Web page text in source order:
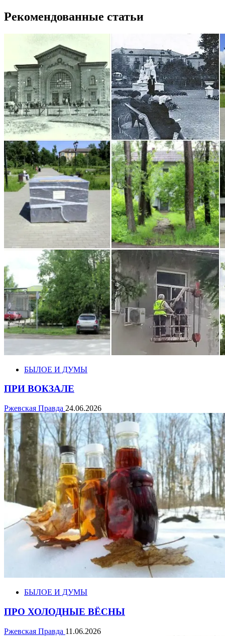
Рекомендованные статьи
БЫЛОЕ И ДУМЫ
ПРИ ВОКЗАЛЕ
Ржевская Правда 24.06.2026
БЫЛОЕ И ДУМЫ
ПРО ХОЛОДНЫЕ ВЁСНЫ
Ржевская Правда 11.06.2026